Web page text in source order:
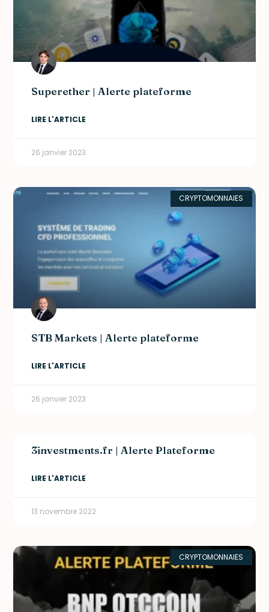
Superether | Alerte plateforme
LIRE L'ARTICLE
26 janvier 2023
CRYPTOMONNAIES
STB Markets | Alerte plateforme
LIRE L'ARTICLE
26 janvier 2023
3investments.fr | Alerte Plateforme
LIRE L'ARTICLE
13 novembre 2022
CRYPTOMONNAIES